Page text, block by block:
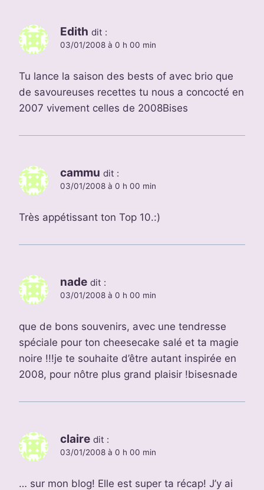
Edith dit :
03/01/2008 à 0 h 00 min
Tu lance la saison des bests of avec brio que
de savoureuses recettes tu nous a concocté en
2007 vivement celles de 2008Bises
cammu dit :
03/01/2008 à 0 h 00 min
Très appétissant ton Top 10.:)
nade dit :
03/01/2008 à 0 h 00 min
que de bons souvenirs, avec une tendresse
spéciale pour ton cheesecake salé et ta magie
noire !!!je te souhaite d’être autant inspirée en
2008, pour nôtre plus grand plaisir !bisesnade
claire dit :
03/01/2008 à 0 h 00 min
… sur mon blog! Elle est super ta récap! J’y ai